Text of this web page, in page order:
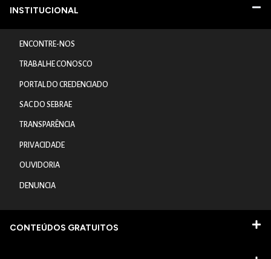
INSTITUCIONAL
ENCONTRE-NOS
TRABALHE CONOSCO
PORTAL DO CREDENCIADO
SAC DO SEBRAE
TRANSPARÊNCIA
PRIVACIDADE
OUVIDORIA
DENUNCIA
CONTEÚDOS GRATUITOS